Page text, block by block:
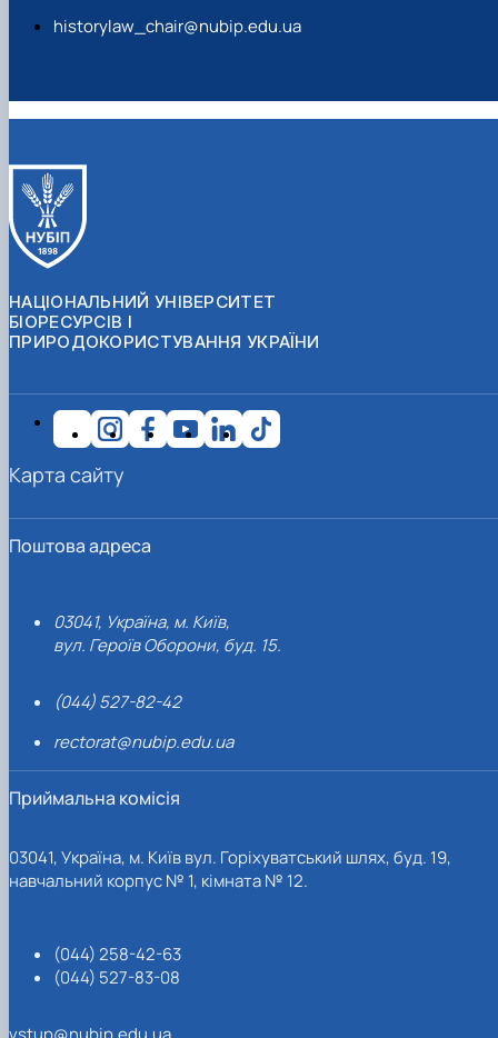
historylaw_chair@nubip.edu.ua
НАЦІОНАЛЬНИЙ УНІВЕРСИТЕТ
БІОРЕСУРСІВ І
ПРИРОДОКОРИСТУВАННЯ УКРАЇНИ
Поштова адреса
03041, Україна, м. Київ,
вул. Героїв Оборони, буд. 15.
(044) 527-82-42
rectorat@nubip.edu.ua
Приймальна комісія
03041, Україна, м. Київ вул. Горіхуватський шлях, буд. 19,
навчальний корпус № 1, кімната № 12.
(044) 258-42-63
(044) 527-83-08
Карта сайту